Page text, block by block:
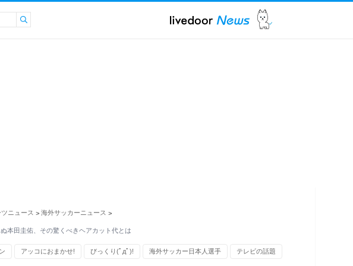
ツニュース > 海外サッカーニュース >
本田圭佑、その驚くべきヘアカット代とは
アッコにおまかせ! びっくり(ﾟдﾟ)! 海外サッカー日本人選手 テレビの話題